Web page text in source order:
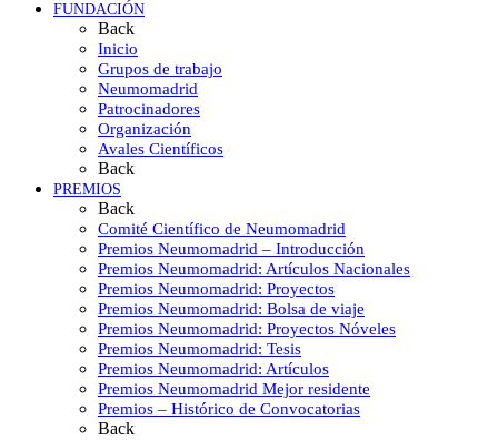
FUNDACIÓN
Back
Inicio
Grupos de trabajo
Neumomadrid
Patrocinadores
Organización
Avales Científicos
Back
PREMIOS
Back
Comité Científico de Neumomadrid
Premios Neumomadrid – Introducción
Premios Neumomadrid: Artículos Nacionales
Premios Neumomadrid: Proyectos
Premios Neumomadrid: Bolsa de viaje
Premios Neumomadrid: Proyectos Nóveles
Premios Neumomadrid: Tesis
Premios Neumomadrid: Artículos
Premios Neumomadrid Mejor residente
Premios – Histórico de Convocatorias
Back